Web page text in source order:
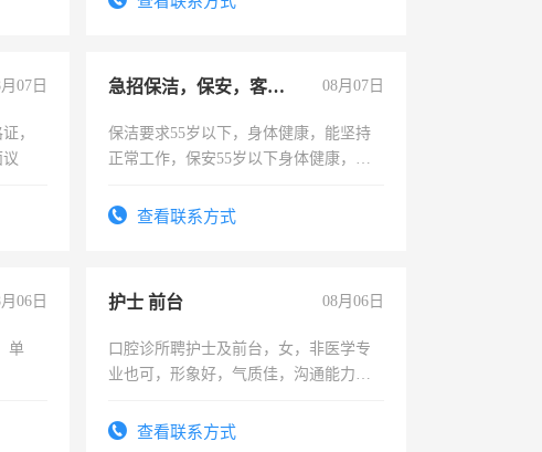
07日
，
急招保洁，保安，客服，工程 08月07日
保洁要求55岁以下，身体健康，能坚持
正常工作，保安55岁以下身体健康，有
录，客服要求45岁以下高中以上文化，
查看联系方式
06日
单
护士 前台 08月06日
口腔诊所聘护士及前台，女，非医学专
业也可，形象好，气质佳，沟通能力
查看联系方式